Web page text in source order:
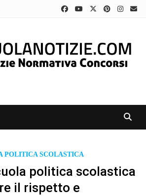
POLITICA SCOLASTICA
politica scolastica
il rispetto e